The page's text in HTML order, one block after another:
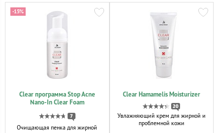
Clear программа Stop Acne
Nano-In Clear Foam
7
Очищающая пенка для жирной
-15%
Clear Hamamelis Moisturizer
20
Увлажняющий крем для жирной и
проблемной кожи